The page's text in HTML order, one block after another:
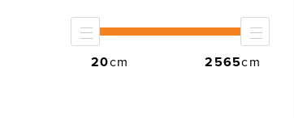
20cm 2565cm